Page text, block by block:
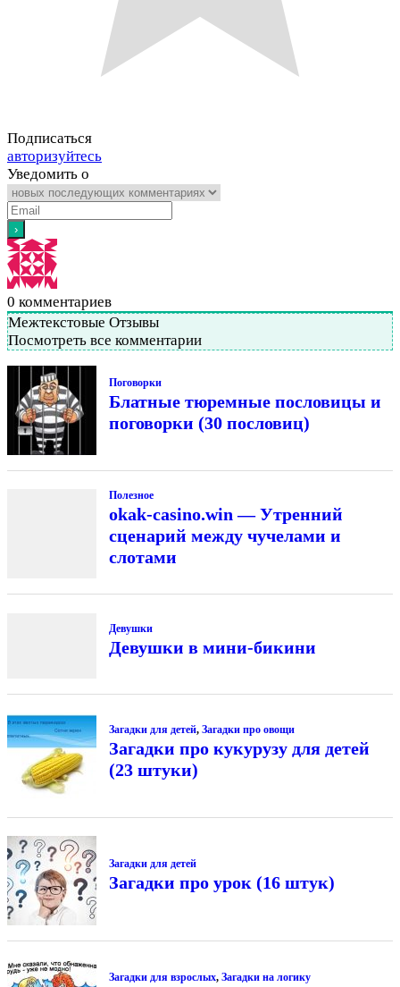
Подписаться
авторизуйтесь
Уведомить о
0 комментариев
Межтекстовые Отзывы
Посмотреть все комментарии
Поговорки
Блатные тюремные пословицы и
поговорки (30 пословиц)
Полезное
okak-casino.win — Утренний
сценарий между чучелами и
слотами
Девушки
Девушки в мини-бикини
Загадки для детей, Загадки про овощи
Загадки про кукурузу для детей
(23 штуки)
Загадки для детей
Загадки про урок (16 штук)
Загадки для взрослых, Загадки на логику